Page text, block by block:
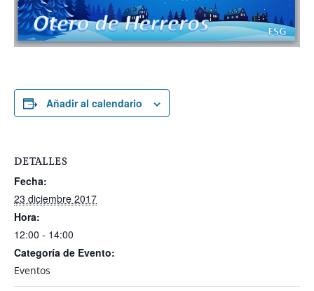
Añadir al calendario
DETALLES
Fecha:
23 diciembre 2017
Hora:
12:00 - 14:00
Categoría de Evento:
Eventos